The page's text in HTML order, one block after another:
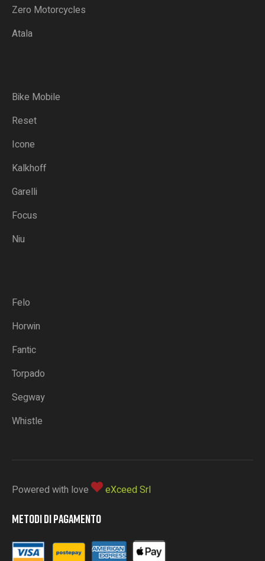
Zero Motorcycles
Atala
Bike Mobile
Reset
Icone
Kalkhoff
Garelli
Focus
Niu
Felo
Horwin
Fantic
Torpado
Segway
Whistle
Powered with love
eXceed Srl
METODI DI PAGAMENTO